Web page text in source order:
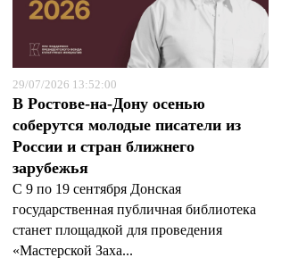
29/07/2026 13:52:00
В Ростове-на-Дону осенью
соберутся молодые писатели из
России и стран ближнего
зарубежья
С 9 по 19 сентября Донская
государственная публичная библиотека
станет площадкой для проведения
«Мастерской Заха...